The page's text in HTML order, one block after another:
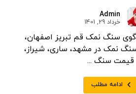
Admin
خرداد 29, 1401
گوی سنگ نمک قم تبریز اصفهان،
نمک در مشهد، ساری، شیراز،
قیمت سنگ ...
ادامه مطلب